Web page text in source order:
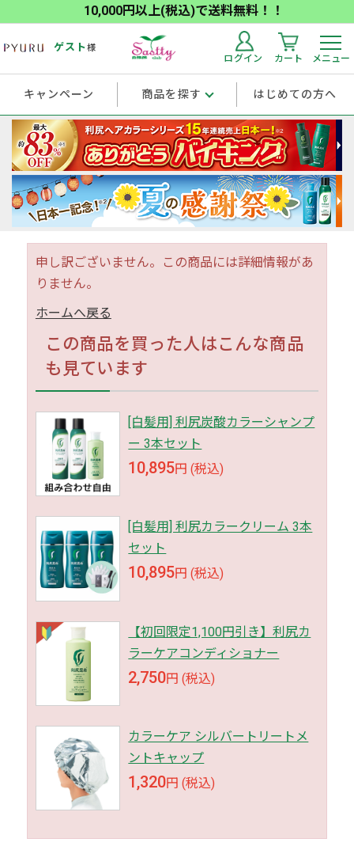
10,000円以上(税込)で送料無料！！
ゲスト様
ログイン カート メニュー
キャンペーン 商品を探す はじめての方へ
申し訳ございません。この商品には詳細情報があ
りません。
ホームへ戻る
この商品を買った人はこんな商品
も見ています
[白髪用] 利尻炭酸カラーシャンプ
ー 3本セット
10,895円 (税込)
[白髪用] 利尻カラークリーム 3本
セット
10,895円 (税込)
【初回限定1,100円引き】利尻カ
ラーケアコンディショナー
2,750円 (税込)
カラーケア シルバートリートメ
ントキャップ
1,320円 (税込)